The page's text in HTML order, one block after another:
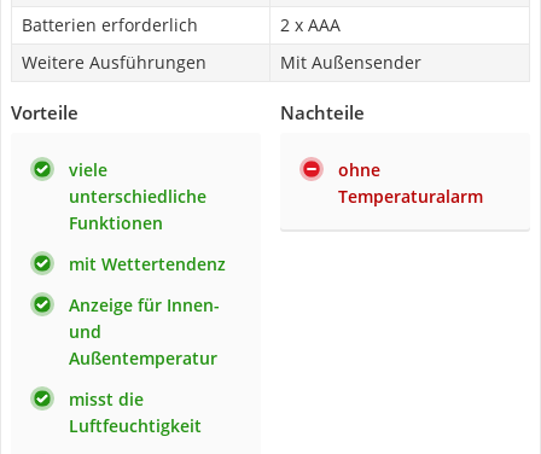
Batterien erforderlich
2 x AAA
Weitere Ausführungen
Mit Außensender
Vorteile
viele
unterschiedliche
Funktionen
mit Wettertendenz
Anzeige für Innen-
und
Außentemperatur
misst die
Luftfeuchtigkeit
Nachteile
ohne
Temperaturalarm